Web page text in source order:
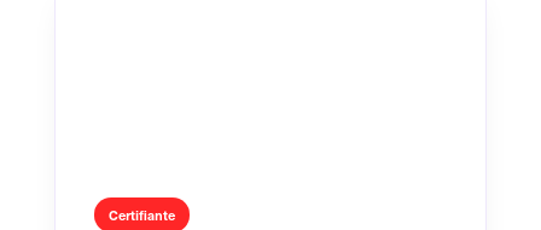
Certifiante